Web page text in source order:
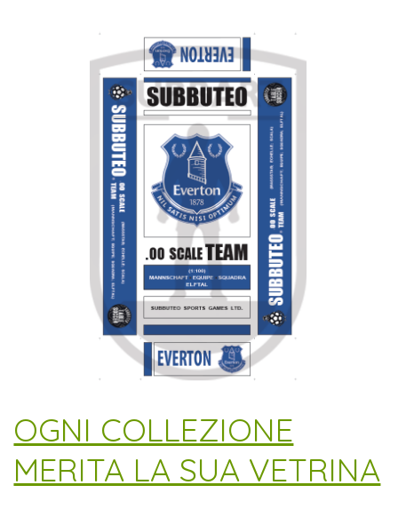
​OGNI COLLEZIONE
MERITA LA SUA VETRINA